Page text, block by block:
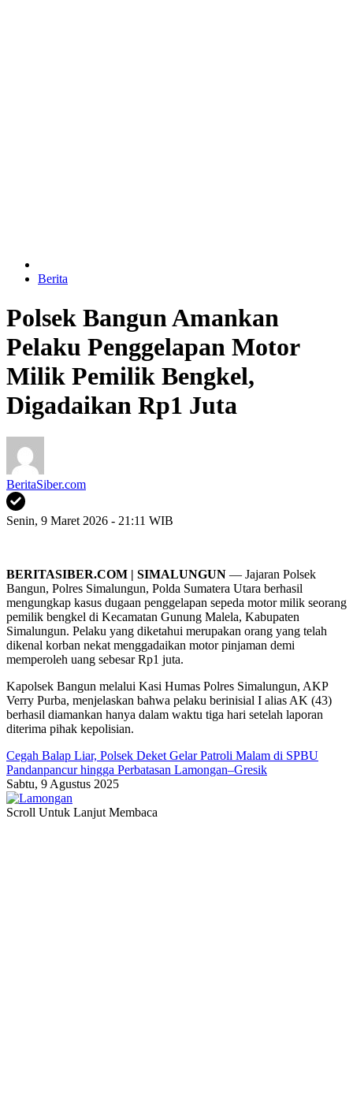
Berita
Polsek Bangun Amankan
Pelaku Penggelapan Motor
Milik Pemilik Bengkel,
Digadaikan Rp1 Juta
BeritaSiber.com
Senin, 9 Maret 2026 - 21:11 WIB
BERITASIBER.COM | SIMALUNGUN — Jajaran Polsek
Bangun, Polres Simalungun, Polda Sumatera Utara berhasil
mengungkap kasus dugaan penggelapan sepeda motor milik seorang
pemilik bengkel di Kecamatan Gunung Malela, Kabupaten
Simalungun. Pelaku yang diketahui merupakan orang yang telah
dikenal korban nekat menggadaikan motor pinjaman demi
memperoleh uang sebesar Rp1 juta.
Kapolsek Bangun melalui Kasi Humas Polres Simalungun, AKP
Verry Purba, menjelaskan bahwa pelaku berinisial I alias AK (43)
berhasil diamankan hanya dalam waktu tiga hari setelah laporan
diterima pihak kepolisian.
Cegah Balap Liar, Polsek Deket Gelar Patroli Malam di SPBU
Pandanpancur hingga Perbatasan Lamongan–Gresik
Sabtu, 9 Agustus 2025
Scroll Untuk Lanjut Membaca